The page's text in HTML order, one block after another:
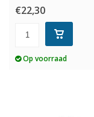
€22,30
Op voorraad